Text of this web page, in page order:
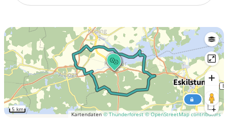
Kartendaten© Thunderforest © OpenStreetMap contributors
5 km